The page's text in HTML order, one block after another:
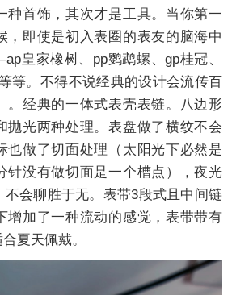
种首饰，其次才是工具。当你第一
，即使是初入表圈的表友的脑海中
皇家橡树、pp鹦鹉螺、gp桂冠、
等。不得不说经典的设计会流传百
。经典的一体式表壳表链。八边形
抛光两种处理。表盘做了横纹不会
也做了切面处理（太阳光下必然是
针没有做切面是一个槽点），夜光
会聊胜于无。表带3段式且中间链
增加了一种流动的感觉，表带带有
夏天佩戴。